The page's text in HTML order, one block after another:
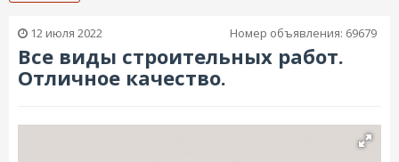
12 июля 2022 Номер объявления: 69679
Все виды строительных работ.
Отличное качество.